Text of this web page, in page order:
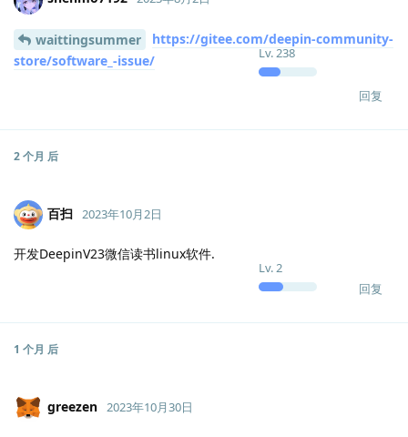
Lv.238
waittingsummer
https://gitee.com/deepin-community-
store/software_-issue/
回复
2 个月 后
百扫
Lv.2
2023年10月2日
开发DeepinV23微信读书linux软件.
回复
1 个月 后
greezen 2023年10月30日